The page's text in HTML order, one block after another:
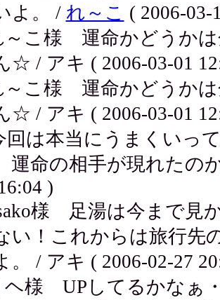
よ。 / れ～こ ( 2006-03-
～こ様 運命かどうかは
☆ / アキ ( 2006-03-01
～こ様 運命かどうかは
☆ / アキ ( 2006-03-01
回は本当にうまくいっ
命の相手が現れたの
)
様 足湯は今まで見
い！これからは旅行先
。 / アキ ( 2006-02-27
ヘ様 UPしてるかなぁ